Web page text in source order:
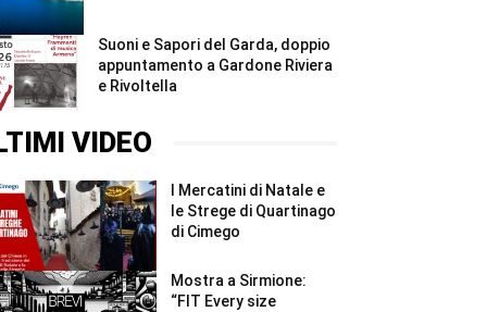
Suoni e Sapori del Garda, doppio
appuntamento a Gardone Riviera
e Rivoltella
VIDEO
I Mercatini di Natale e
le Strege di Quartinago
di Cimego
Mostra a Sirmione:
“FIT Every size